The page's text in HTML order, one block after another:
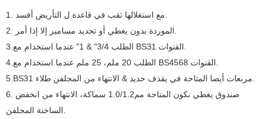
1. مع استغلالها ثقب في قاعدة ل التأريض أفسد.
2. الموردة بدون يغطي أو تحديد مسامير إلا إذا أمر.
3.الطلب 3/4" & 1" عندما استخدام مع BS31 القنوات.
4.الطلب 20 ملم، 25 ملم عندما استخدام مع BS4568 القنوات.
5.BS31 مربعات أيضا المتاحة في يقذف حديد & الانتهاء من المجلفن طلاء.
6. صندوق يغطي نكون المتاحة مم1.0/1.2 سماكة، الانتهاء من انخفض
الساخنة المجلفن.